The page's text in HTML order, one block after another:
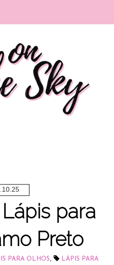
para
Preto
PARA OLHOS,
LÁPIS PARA